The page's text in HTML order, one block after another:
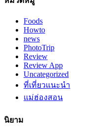
Foods
Howto
news
PhotoTrip
Review
Review App
Uncategorized
ที่เที่ยวแนะนำ
แม่ฮ่องสอน
นิยาม